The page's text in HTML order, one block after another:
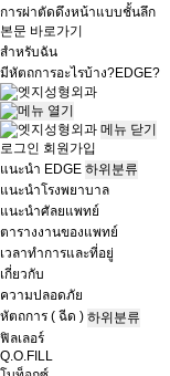
การผ่าตัดดึงหน้าแบบชั้นลึก
본문 바로가기
สำหรับฉัน
มีหัตถการอะไรบ้าง?EDGE?
메뉴 닫기
로그인 회원가입
แนะนำ EDGE 하위분류
แนะนำโรงพยาบาล
แนะนำศัลยแพทย์
ตารางงานของแพทย์
เวลาทำการและที่อยู่
เกี่ยวกับ
ความปลอดภัย
หัตถการ ( ฉีด ) 하위분류
ฟิลเลอร์
Q.O.FILL